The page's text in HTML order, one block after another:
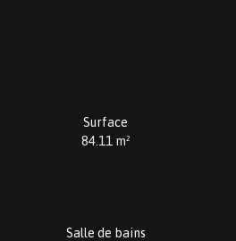
Surface
84.11 m²
Salle de bains